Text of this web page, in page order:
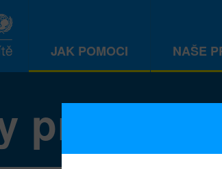
JAK POMOCI NAŠE
pro život